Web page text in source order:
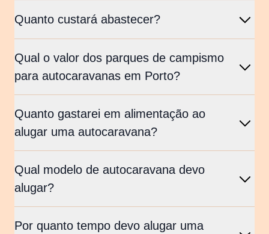
Quanto custará abastecer?
Qual o valor dos parques de campismo
para autocaravanas em Porto?
Quanto gastarei em alimentação ao
alugar uma autocaravana?
Qual modelo de autocaravana devo
alugar?
Por quanto tempo devo alugar uma